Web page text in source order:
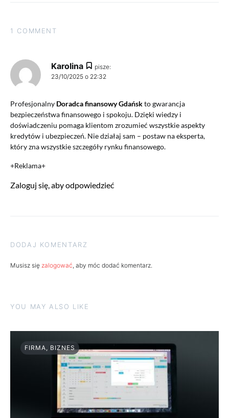
1 COMMENT
Karolina
pisze:
23/10/2025 o 22:32
Profesjonalny Doradca finansowy Gdańskto gwarancja
bezpieczeństwa finansowego i spokoju. Dzięki wiedzy i
doświadczeniu pomaga klientom zrozumieć wszystkie aspekty
kredytów i ubezpieczeń. Nie działaj sam – postaw na eksperta,
który zna wszystkie szczegóły rynku finansowego.
+Reklama+
Zaloguj się, aby odpowiedzieć
DODAJ KOMENTARZ
Musisz się zalogować, aby móc dodać komentarz.
YOU MAY ALSO LIKE
FIRMA, BIZNES